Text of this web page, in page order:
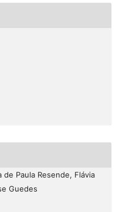
Paula Resende, Flávia
Guedes